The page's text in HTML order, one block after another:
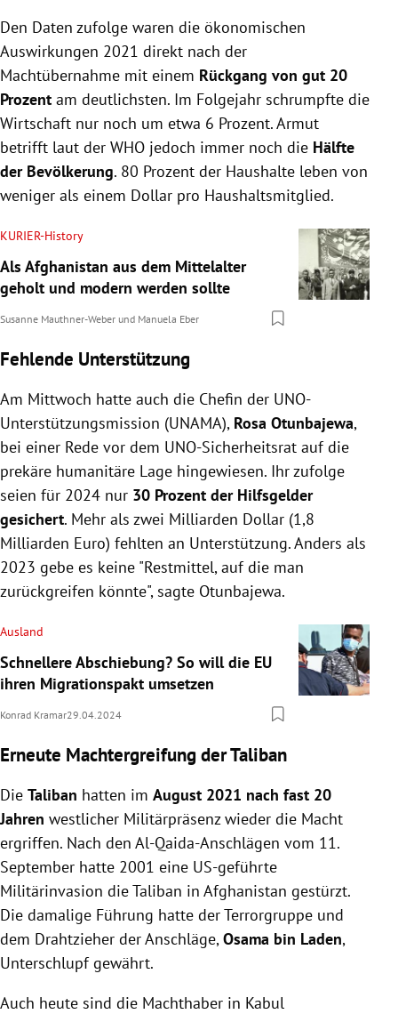
Den Daten zufolge waren die ökonomischen
Auswirkungen 2021 direkt nach der
Machtübernahme mit einem Rückgang von gut 20
Prozent am deutlichsten. Im Folgejahr schrumpfte die
Wirtschaft nur noch um etwa 6 Prozent. Armut
betrifft laut der WHO jedoch immer noch die Hälfte
der Bevölkerung. 80 Prozent der Haushalte leben von
weniger als einem Dollar pro Haushaltsmitglied.
KURIER-History
Als Afghanistan aus dem Mittelalter
geholt und modern werden sollte
Susanne Mauthner-Weber und Manuela Eber
Fehlende Unterstützung
Am Mittwoch hatte auch die Chefin der UNO-
Unterstützungsmission (UNAMA), Rosa Otunbajewa,
bei einer Rede vor dem UNO-Sicherheitsrat auf die
prekäre humanitäre Lage hingewiesen. Ihr zufolge
seien für 2024 nur 30 Prozent der Hilfsgelder
gesichert. Mehr als zwei Milliarden Dollar (1,8
Milliarden Euro) fehlten an Unterstützung. Anders als
2023 gebe es keine "Restmittel, auf die man
zurückgreifen könnte", sagte Otunbajewa.
Ausland
Schnellere Abschiebung? So will die EU
ihren Migrationspakt umsetzen
Konrad Kramar29.04.2024
Erneute Machtergreifung der Taliban
Die Taliban hatten im August 2021 nach fast 20
Jahren westlicher Militärpräsenz wieder die Macht
ergriffen. Nach den Al-Qaida-Anschlägen vom 11.
September hatte 2001 eine US-geführte
Militärinvasion die Taliban in Afghanistan gestürzt.
Die damalige Führung hatte der Terrorgruppe und
dem Drahtzieher der Anschläge, Osama bin Laden,
Unterschlupf gewährt.
Auch heute sind die Machthaber in Kabul